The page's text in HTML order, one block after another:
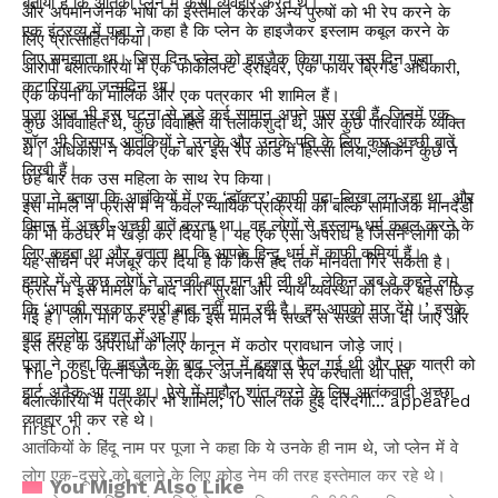
और अपमानजनक भाषा का इस्तेमाल करके अन्य पुरुषों को भी रेप करने के
लिए प्रोत्साहित किया।
आरोपी बलात्कारियों में एक फोर्कलिफ्ट ड्राइवर, एक फायर ब्रिगेड अधिकारी,
एक कंपनी का मालिक और एक पत्रकार भी शामिल हैं।
कुछ अविवाहित थे, कुछ विवाहित या तलाकशुदा थे, और कुछ पारिवारिक व्यक्ति
थे। अधिकांश ने केवल एक बार इस रेप कांड में हिस्सा लिया, लेकिन कुछ ने
छह बार तक उस महिला के साथ रेप किया।
इस मामले ने फ्रांस में न केवल न्यायिक प्रक्रिया को बल्कि सामाजिक मानदंडों
को भी कठघरे में खड़ा कर दिया है। यह एक ऐसा अपराध है जिसने लोगों को
यह सोचने पर मजबूर कर दिया है कि किस हद तक मानवता गिर सकती है।
फ्रांस में इस मामले के बाद नारी सुरक्षा और न्याय व्यवस्था को लेकर बहस छिड़
गई है। लोग मांग कर रहे हैं कि इस मामले में सख्त से सख्त सजा दी जाए और
इस तरह के अपराधों के लिए कानून में कठोर प्रावधान जोड़े जाएं।
The post पत्नी को नशा देकर अजनबियों से रेप करवाता था पति,
बलात्कारियों में पत्रकार भी शामिल; 10 साल तक हुई दरिंदगी… appeared
first on .
You Might Also Like
एक इंटरव्यू में पूजा ने कहा है कि प्लेन के हाइजैकर इस्लाम कबूल करने के
लिए समझाता था। जिस दिन प्लेन को हाइजैक किया गया उस दिन पूजा
कटारिया का जन्मदिन था।
पूजा आज भी इस घटना से जुड़े कई सामान अपने पास रखी हैं, जिनमें एक
शॉल भी जिसपर आतंकियों ने उनके और उनके पति के लिए कुछ अच्छी बातें
लिखी हैं।
पूजा ने बताया कि आतंकियों में एक ‘डॉक्टर’ काफी पढ़ा-लिखा लग रहा था और
विमान में अच्छी-अच्छी बातें करता था। वह लोगों से इस्लाम धर्म कबूल करने के
लिए कहता था और बताता था कि आपके हिन्दू धर्म में काफी कमियां हैं।
हमारे में से कुछ लोगों ने उनकी बात मान भी ली थी, लेकिन जब वे कहने लगे
कि ‘आपकी सरकार हमारी बात नहीं मान रही है। हम आपको मार देंगे।’ इसके
बाद हमलोग दहशत में आ गए।
पूजा ने कहा कि हाइजैक के बाद प्लेन में दहशत फैल गई थी और एक यात्री को
हार्ट अटैक आ गया था। ऐसे में माहौल शांत करने के लिए आतंकवादी अच्छा
व्यवहार भी कर रहे थे।
आतंकियों के हिंदू नाम पर पूजा ने कहा कि ये उनके ही नाम थे, जो प्लेन में वे
लोग एक-दूसरे को बुलाने के लिए कोड नेम की तरह इस्तेमाल कर रहे थे।